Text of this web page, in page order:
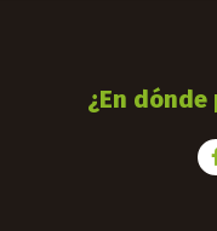
¿En